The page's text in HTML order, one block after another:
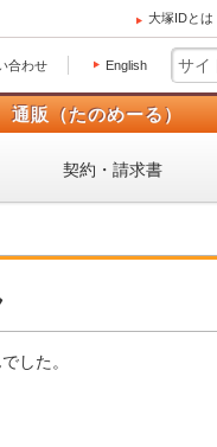
大塚IDとは
合わせ English
通販（たのめーる）
契約・請求書
した。